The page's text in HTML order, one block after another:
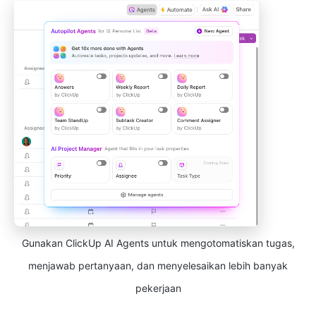
Gunakan ClickUp AI Agents untuk mengotomatiskan tugas,
menjawab pertanyaan, dan menyelesaikan lebih banyak
pekerjaan